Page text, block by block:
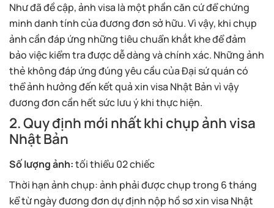
Như đã đề cập, ảnh visa là một phần căn cứ để chứng
minh danh tính của đương đơn sở hữu. Vì vậy, khi chụp
ảnh cần đáp ứng những tiêu chuẩn khắt khe để đảm
bảo việc kiểm tra được dễ dàng và chính xác. Những ảnh
thẻ không đáp ứng đúng yêu cầu của Đại sứ quán có
thể ảnh hưởng đến kết quả xin visa Nhật Bản vì vậy
đương đơn cần hết sức lưu ý khi thực hiện.
2. Quy định mới nhất khi chụp ảnh visa
Nhật Bản
Số lượng ảnh:tối thiểu 02 chiếc
Thời hạn ảnh chụp: ảnh phải được chụp trong 6 tháng
kể từ ngày đương đơn dự định nộp hồ sơ xin visa Nhật